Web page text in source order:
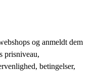
og anmeldt dem
prisniveau,
betingelser,